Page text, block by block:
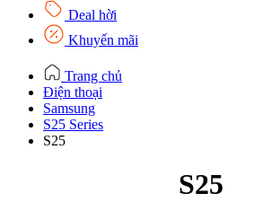
Deal hời
Khuyến mãi
Trang chủ
Điện thoại
Samsung
S25 Series
S25
S25